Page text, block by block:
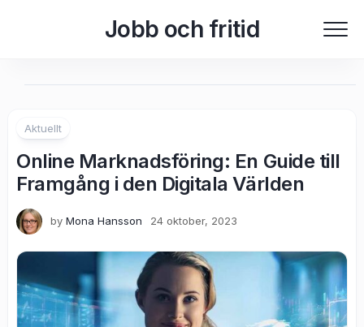
Jobb och fritid
Aktuellt
Online Marknadsföring: En Guide till
Framgång i den Digitala Världen
by Mona Hansson 24 oktober, 2023